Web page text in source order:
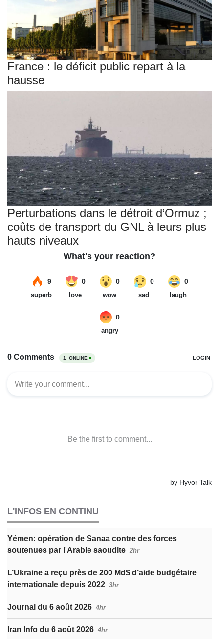
France : le déficit public repart à la
hausse
Perturbations dans le détroit d’Ormuz ;
coûts de transport du GNL à leurs plus
hauts niveaux
L'INFOS EN CONTINU
Yémen: opération de Sanaa contre des forces
soutenues par l'Arabie saoudite 2hr
L’Ukraine a reçu près de 200 Md$ d’aide budgétaire
internationale depuis 2022 3hr
Journal du 6 août 2026 4hr
Iran Info du 6 août 2026 4hr